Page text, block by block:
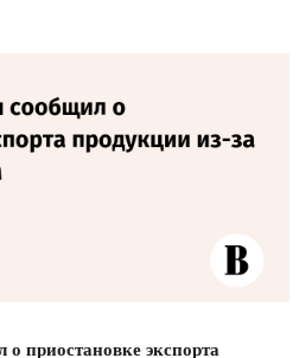
приостановке экспорта